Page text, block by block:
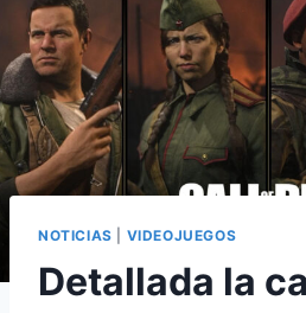
NOTICIAS VIDEOJUEGOS
Detallada la